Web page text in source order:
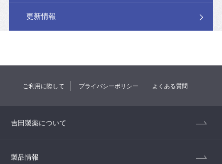
更新情報
ご利用に際して プライバシーポリシー よくある質問
吉田製薬について
製品情報